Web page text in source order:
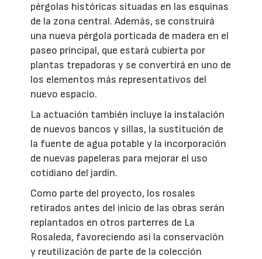
pérgolas históricas situadas en las esquinas
de la zona central. Además, se construirá
una nueva pérgola porticada de madera en el
paseo principal, que estará cubierta por
plantas trepadoras y se convertirá en uno de
los elementos más representativos del
nuevo espacio.
La actuación también incluye la instalación
de nuevos bancos y sillas, la sustitución de
la fuente de agua potable y la incorporación
de nuevas papeleras para mejorar el uso
cotidiano del jardín.
Como parte del proyecto, los rosales
retirados antes del inicio de las obras serán
replantados en otros parterres de La
Rosaleda, favoreciendo así la conservación
y reutilización de parte de la colección